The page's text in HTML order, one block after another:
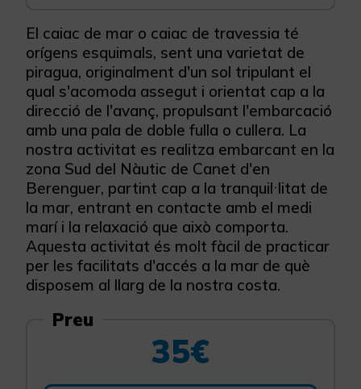
El caiac de mar o caiac de travessia té
orígens esquimals, sent una varietat de
piragua, originalment d'un sol tripulant el
qual s'acomoda assegut i orientat cap a la
direcció de l'avanç, propulsant l'embarcació
amb una pala de doble fulla o cullera. La
nostra activitat es realitza embarcant en la
zona Sud del Nàutic de Canet d'en
Berenguer, partint cap a la tranquil·litat de
la mar, entrant en contacte amb el medi
marí i la relaxació que això comporta.
Aquesta activitat és molt fàcil de practicar
per les facilitats d'accés a la mar de què
disposem al llarg de la nostra costa.
Preu
35€